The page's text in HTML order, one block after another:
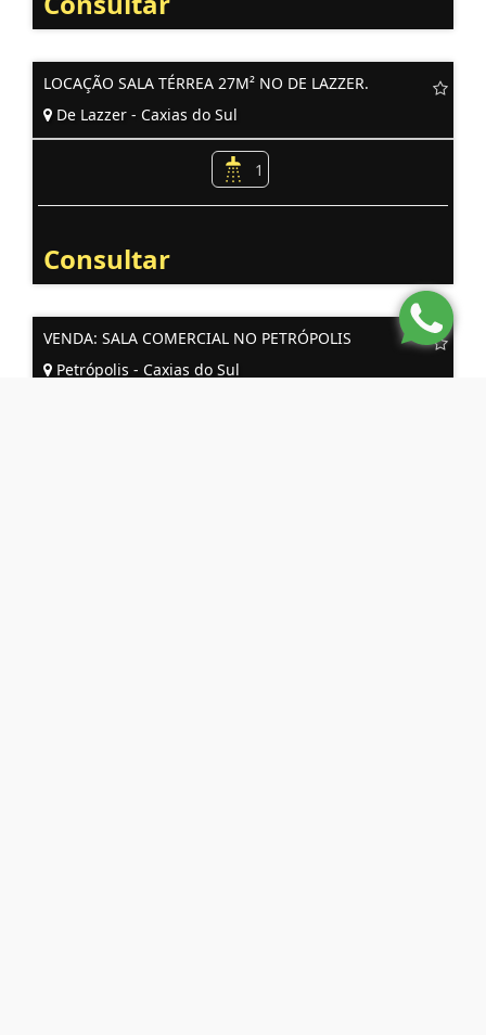
LOCAÇÃO SALA TÉRREA 27M² NO DE LAZZER.
De Lazzer - Caxias do Sul
1
Consultar
VENDA: SALA COMERCIAL NO PETRÓPOLIS
Petrópolis - Caxias do Sul